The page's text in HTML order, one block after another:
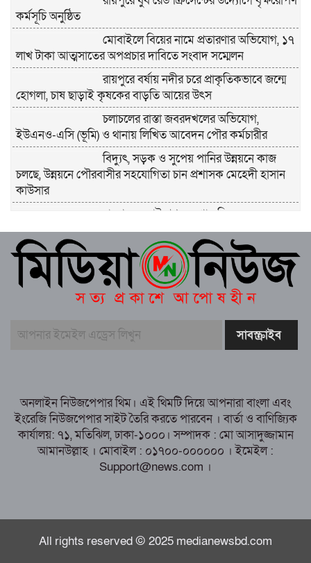
কর্মসূচি অনুষ্ঠিত
মোবাইলে বিয়ের নামে প্রতারণার অভিযোগ, ১৭
লাখ টাকা আত্মসাতের অপপ্রচার দাবিতে সংবাদ সম্মেলন
রায়পুরে বর্ষায় নদীর চরে প্রাকৃতিকভাবে জন্মে
হোগলা, চাষ ছাড়াই কৃষকের বাড়তি আয়ের উৎস
চলাচলের রাস্তা জবরদখলের অভিযোগ,
ইউএনও-এসি (ভূমি) ও থানায় লিখিত আবেদন পৌর কর্মচারীর
বিদ্যুৎ, সড়ক ও সুপেয় পানির উন্নয়নে কাজ
চলছে, উন্নয়নে পৌরবাসীর সহযোগিতা চান প্রশাসক মেহেদী হাসান
কাউসার
রায়পুরে জুলাই গণঅভ্যুত্থান দিবস-২০২৬
উদযাপন উপলক্ষে প্রস্তুতি সভা অনুষ্ঠিত
আইসিইউতে জীবন-মৃত্যুর সন্ধিক্ষণে মানিক,
চিকিৎসায় মানবিক সহায়তার আবেদন
ঐক্যের মাধ্যমেই উন্নয়নের অগ্রযাত্রা অব্যাহত
রাখা সম্ভব” রায়পুরে উত্তর চর আবাবিল ইউনিয়ন
যুবদলের কর্মীসভায় আবুল খায়ের ভূঁইয়া
অনলাইন নিউজপেপার থিম। এই থিমটি দিয়ে আপনারা বাংলা এবং
ইংরেজি নিউজপেপার সাইট তৈরি করতে পারবেন । বার্তা ও বাণিজ্যিক
কার্যালয়: ৭১, মতিঝিল, ঢাকা-১০০০। সম্পাদক : মো আসাদুজ্জামান
আমানউল্লাহ । মোবাইল : ০১৭০০-০০০০০০ । ইমেইল :
Support@news.com ।
All rights reserved © 2025 medianewsbd.com